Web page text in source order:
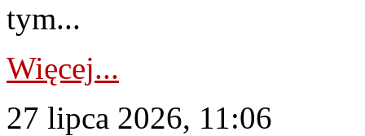
tym...
Więcej...
27 lipca 2026, 11:06